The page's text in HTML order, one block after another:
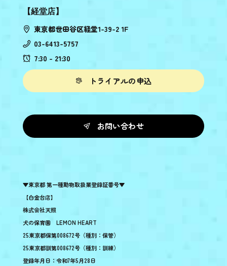
【経堂店】
東京都世田谷区経堂1-39-2 1F
03-6413-5757
7:30 - 21:30
トライアルの申込
お問い合わせ
▼東京都 第一種動物取扱業登録証番号▼
【白金台店】
株式会社天照
犬の保育園 LEMON HEART
25東京都保第008672号（種別：保管）
25東京都訓第008672号（種別：訓練）
登録年月日：令和7年5月28日